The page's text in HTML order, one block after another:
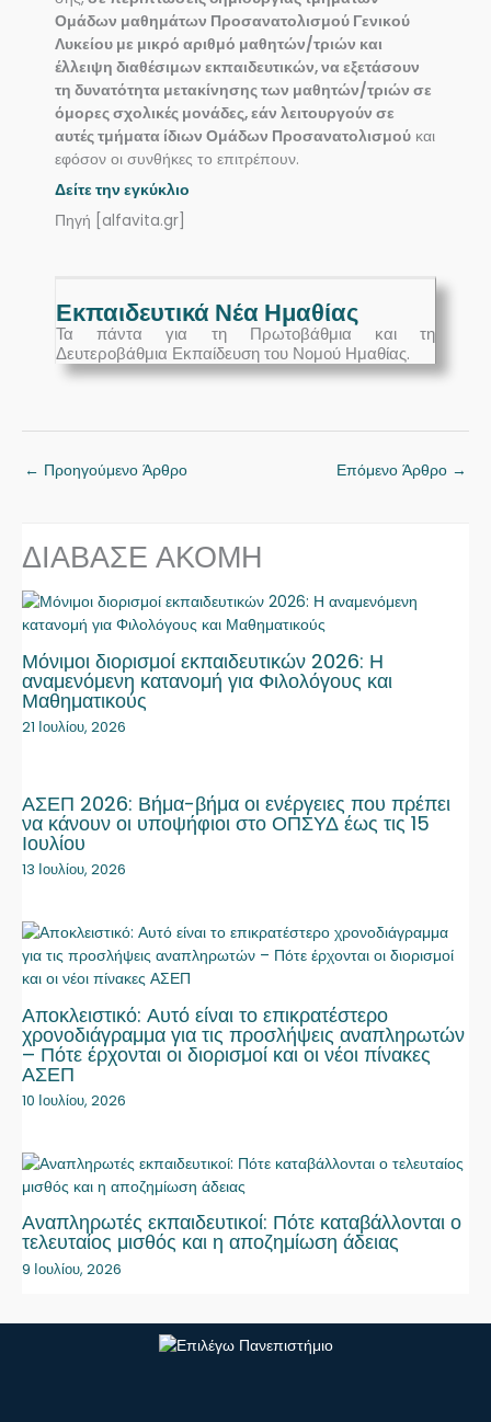
Ομάδων μαθημάτων Προσανατολισμού Γενικού
Λυκείου με μικρό αριθμό μαθητών/τριών και
έλλειψη διαθέσιμων εκπαιδευτικών, να εξετάσουν
τη δυνατότητα μετακίνησης των μαθητών/τριών σε
όμορες σχολικές μονάδες, εάν λειτουργούν σε
αυτές τμήματα ίδιων Ομάδων Προσανατολισμού και
εφόσον οι συνθήκες το επιτρέπουν.
Δείτε την εγκύκλιο
Πηγή [alfavita.gr]
Εκπαιδευτικά Νέα Ημαθίας
Τα πάντα για τη Πρωτοβάθμια και τη
Δευτεροβάθμια Εκπαίδευση του Νομού Ημαθίας.
← Προηγούμενο Άρθρο Επόμενο Άρθρο →
ΔΙΑΒΑΣΕ ΑΚΟΜΗ
Μόνιμοι διορισμοί εκπαιδευτικών 2026: Η
αναμενόμενη κατανομή για Φιλολόγους και
Μαθηματικούς
21 Ιουλίου, 2026
ΑΣΕΠ 2026: Βήμα-βήμα οι ενέργειες που πρέπει
να κάνουν οι υποψήφιοι στο ΟΠΣΥΔ έως τις 15
Ιουλίου
13 Ιουλίου, 2026
Αποκλειστικό: Αυτό είναι το επικρατέστερο
χρονοδιάγραμμα για τις προσλήψεις αναπληρωτών
– Πότε έρχονται οι διορισμοί και οι νέοι πίνακες
ΑΣΕΠ
10 Ιουλίου, 2026
Αναπληρωτές εκπαιδευτικοί: Πότε καταβάλλονται ο
τελευταίος μισθός και η αποζημίωση άδειας
9 Ιουλίου, 2026